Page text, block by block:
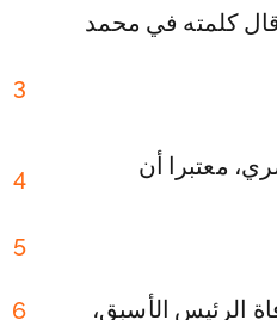
قال كلمته في محمد
معتبرا أن
الرئيس الأسبق،
3
4
5
6